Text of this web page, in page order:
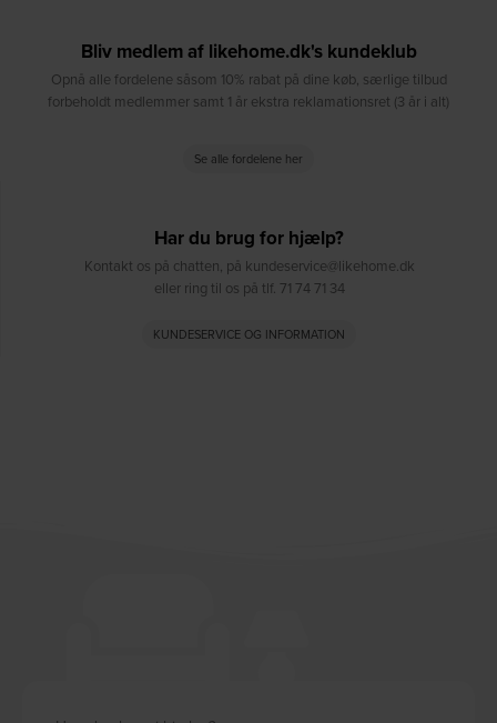
Bliv medlem af likehome.dk's kundeklub
Opnå alle fordelene såsom 10% rabat på dine køb, særlige tilbud
forbeholdt medlemmer samt 1 år ekstra reklamationsret (3 år i alt)
Se alle fordelene her
Har du brug for hjælp?
Kontakt os på chatten, på kundeservice@likehome.dk
eller ring til os på tlf. 71 74 71 34
KUNDESERVICE OG INFORMATION